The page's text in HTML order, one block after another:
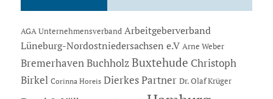
AGA Unternehmensverband Arbeitgeberverband
Lüneburg-Nordostniedersachsen e.V Arne Weber
Bremerhaven Buchholz Buxtehude Christoph
Birkel Corinna Horeis Dierkes Partner Dr. Olaf Krüger